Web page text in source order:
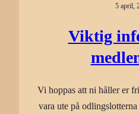
5 april,
Viktig
Vi hoppas att ni håller er
vara ute på